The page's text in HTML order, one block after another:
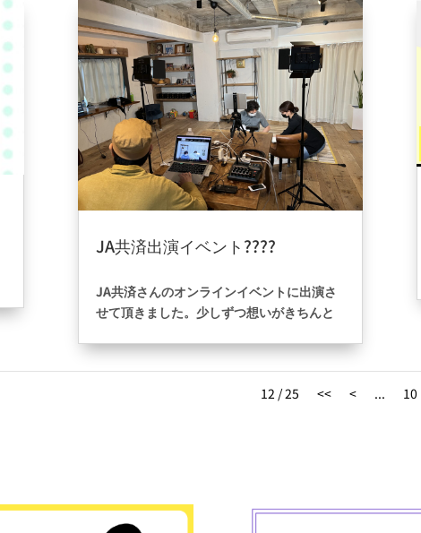
JA共済出演イベント????
JA共済さんのオンラインイベントに出演さ
せて頂きました。少しずつ想いがきちんと
頂ける事に感謝します。少しでも人の役に
立てるよう、お客様の1番になれるように英
語を伝えていきたいと思います！！
12 / 25 << < ... 10